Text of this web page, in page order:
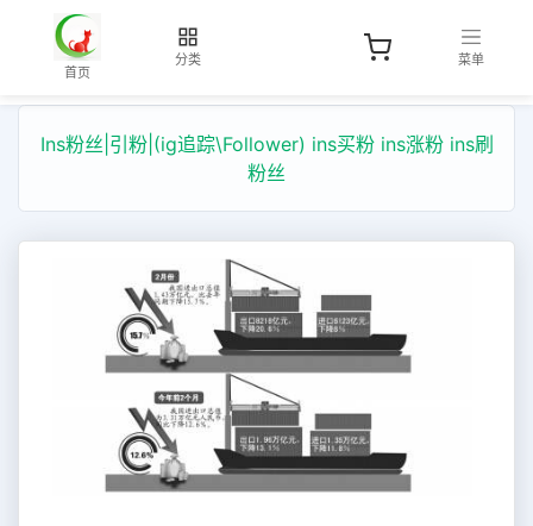
首页
分类 菜单
Ins粉丝|引粉|(ig追踪\Follower) ins买粉 ins涨粉 ins刷
粉丝